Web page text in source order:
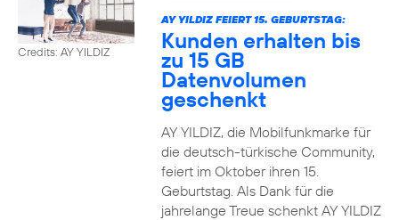
Credits: AY YILDIZ
AY YILDIZ FEIERT 15. GEBURTSTAG:
Kunden erhalten bis
zu 15 GB
Datenvolumen
geschenkt
AY YILDIZ, die Mobilfunkmarke für
die deutsch-türkische Community,
feiert im Oktober ihren 15.
Geburtstag. Als Dank für die
jahrelange Treue schenkt AY YILDIZ